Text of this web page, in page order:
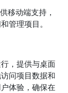
移动端支持，
管理项目。
，提供与桌面
问项目数据和
体验，确保在